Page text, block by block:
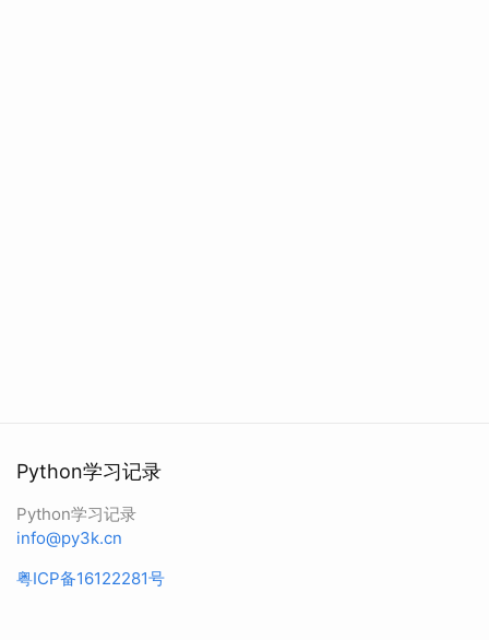
Python学习记录
Python学习记录
info@py3k.cn
粤ICP备16122281号